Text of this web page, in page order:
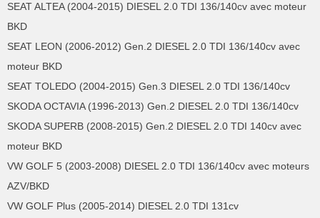
SEAT ALTEA (2004-2015) DIESEL 2.0 TDI 136/140cv avec moteur
BKD
SEAT LEON (2006-2012) Gen.2 DIESEL 2.0 TDI 136/140cv avec
moteur BKD
SEAT TOLEDO (2004-2015) Gen.3 DIESEL 2.0 TDI 136/140cv
SKODA OCTAVIA (1996-2013) Gen.2 DIESEL 2.0 TDI 136/140cv
SKODA SUPERB (2008-2015) Gen.2 DIESEL 2.0 TDI 140cv avec
moteur BKD
VW GOLF 5 (2003-2008) DIESEL 2.0 TDI 136/140cv avec moteurs
AZV/BKD
VW GOLF Plus (2005-2014) DIESEL 2.0 TDI 131cv